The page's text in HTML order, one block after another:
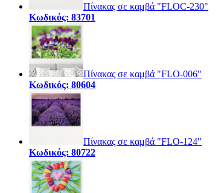
Πίνακας σε καμβά "FLOC-230"
Κωδικός: 83701
Πίνακας σε καμβά "FLO-006"
Κωδικός: 80604
Πίνακας σε καμβά "FLO-124"
Κωδικός: 80722